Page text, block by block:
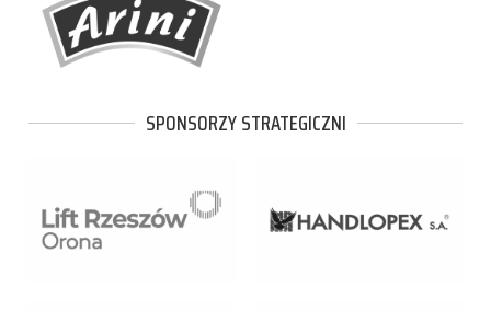
SPONSORZY STRATEGICZNI